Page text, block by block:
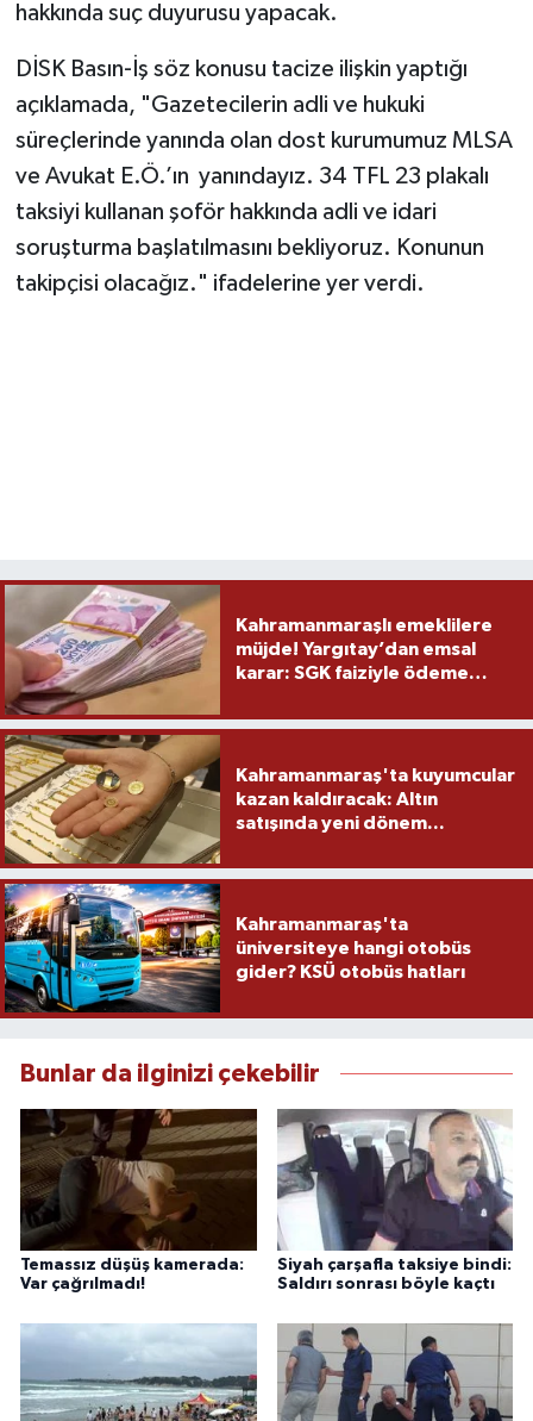
hakkında suç duyurusu yapacak.
DİSK Basın-İş söz konusu tacize ilişkin yaptığı
açıklamada, "Gazetecilerin adli ve hukuki
süreçlerinde yanında olan dost kurumumuz MLSA
ve Avukat E.Ö.’ın yanındayız. 34 TFL 23 plakalı
taksiyi kullanan şoför hakkında adli ve idari
soruşturma başlatılmasını bekliyoruz. Konunun
takipçisi olacağız." ifadelerine yer verdi.
Kahramanmaraşlı emeklilere
müjde! Yargıtay’dan emsal
karar: SGK faiziyle ödeme
Kahramanmaraş'ta kuyumcular
kazan kaldıracak: Altın
satışında yeni dönem...
Kahramanmaraş'ta
üniversiteye hangi otobüs
gider? KSÜ otobüs hatları
Bunlar da ilginizi çekebilir
Temassız düşüş kamerada:
Var çağrılmadı!
Siyah çarşafla taksiye bindi:
Saldırı sonrası böyle kaçtı